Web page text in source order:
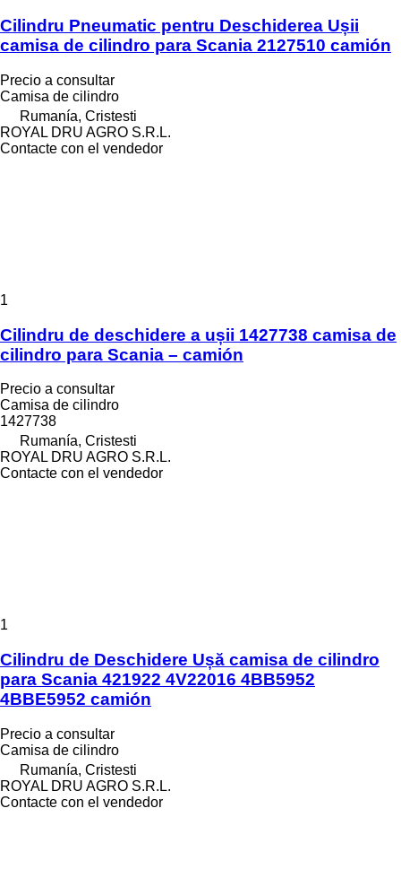
Cilindru Pneumatic pentru Deschiderea Ușii
camisa de cilindro para Scania 2127510 camión
Precio a consultar
Camisa de cilindro
Rumanía, Cristesti
ROYAL DRU AGRO S.R.L.
Contacte con el vendedor
1
Cilindru de deschidere a ușii 1427738 camisa de
cilindro para Scania – camión
Precio a consultar
Camisa de cilindro
1427738
Rumanía, Cristesti
ROYAL DRU AGRO S.R.L.
Contacte con el vendedor
1
Cilindru de Deschidere Ușă camisa de cilindro
para Scania 421922 4V22016 4BB5952
4BBE5952 camión
Precio a consultar
Camisa de cilindro
Rumanía, Cristesti
ROYAL DRU AGRO S.R.L.
Contacte con el vendedor